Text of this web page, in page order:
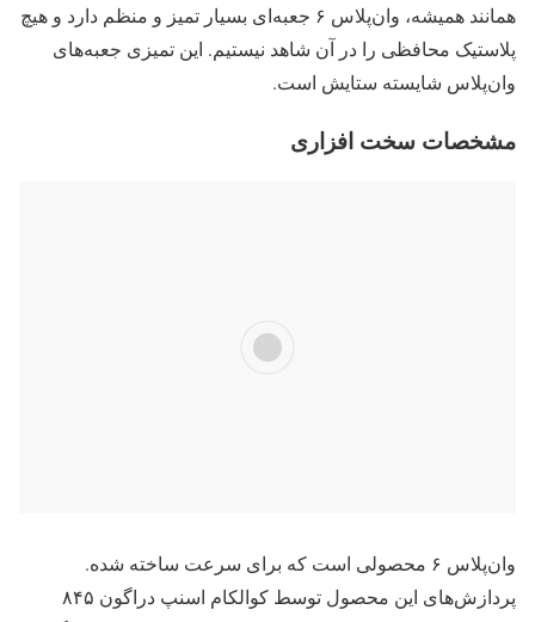
همانند همیشه، وان‌پلاس ۶ جعبه‌ای بسیار تمیز و منظم دارد و هیچ
پلاستیک محافظی را در آن شاهد نیستیم. این تمیزی جعبه‌های
وان‌پلاس شایسته ستایش است.
مشخصات سخت افزاری
وان‌پلاس ۶ محصولی است که برای سرعت ساخته شده.
پردازش‌های این محصول توسط کوالکام اسنپ دراگون ۸۴۵